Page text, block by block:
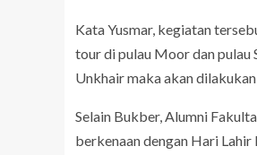
Kata Yusmar, kegiatan
tour di pulau Moor dan pulau
Unkhair maka akan
Selain Bukber, Alumni
berkenaan dengan Hari